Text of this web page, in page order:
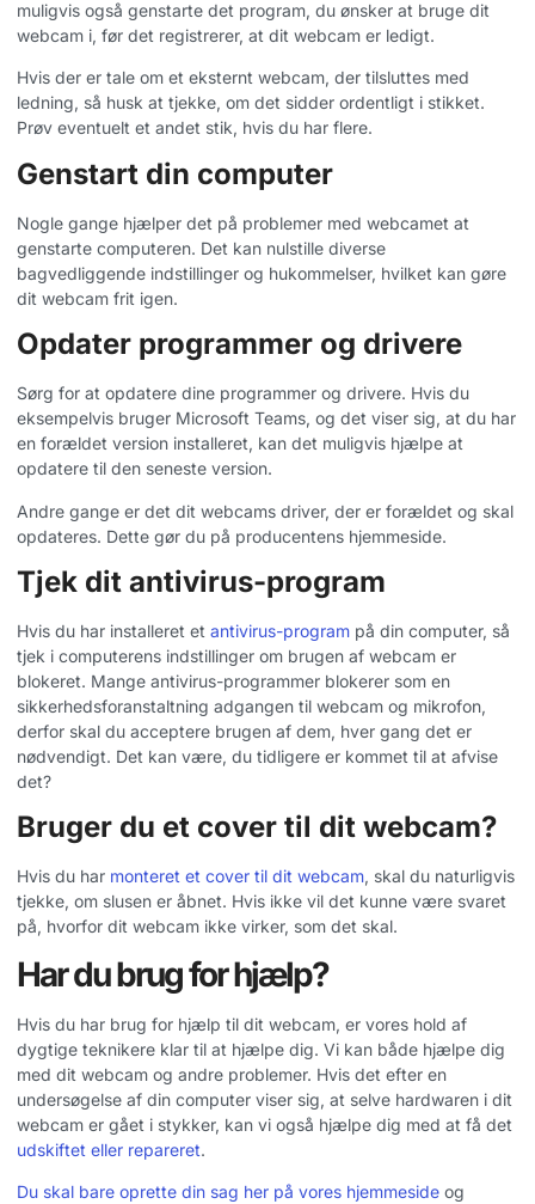
muligvis også genstarte det program, du ønsker at bruge dit
webcam i, før det registrerer, at dit webcam er ledigt.
Hvis der er tale om et eksternt webcam, der tilsluttes med
ledning, så husk at tjekke, om det sidder ordentligt i stikket.
Prøv eventuelt et andet stik, hvis du har flere.
Genstart din computer
Nogle gange hjælper det på problemer med webcamet at
genstarte computeren. Det kan nulstille diverse
bagvedliggende indstillinger og hukommelser, hvilket kan gøre
dit webcam frit igen.
Opdater programmer og drivere
Sørg for at opdatere dine programmer og drivere. Hvis du
eksempelvis bruger Microsoft Teams, og det viser sig, at du har
en forældet version installeret, kan det muligvis hjælpe at
opdatere til den seneste version.
Andre gange er det dit webcams driver, der er forældet og skal
opdateres. Dette gør du på producentens hjemmeside.
Tjek dit antivirus-program
Hvis du har installeret et antivirus-program på din computer, så
tjek i computerens indstillinger om brugen af webcam er
blokeret. Mange antivirus-programmer blokerer som en
sikkerhedsforanstaltning adgangen til webcam og mikrofon,
derfor skal du acceptere brugen af dem, hver gang det er
nødvendigt. Det kan være, du tidligere er kommet til at afvise
det?
Bruger du et cover til dit webcam?
Hvis du har monteret et cover til dit webcam, skal du naturligvis
tjekke, om slusen er åbnet. Hvis ikke vil det kunne være svaret
på, hvorfor dit webcam ikke virker, som det skal.
Har du brug for hjælp?
Hvis du har brug for hjælp til dit webcam, er vores hold af
dygtige teknikere klar til at hjælpe dig. Vi kan både hjælpe dig
med dit webcam og andre problemer. Hvis det efter en
undersøgelse af din computer viser sig, at selve hardwaren i dit
webcam er gået i stykker, kan vi også hjælpe dig med at få det
udskiftet eller repareret.
Du skal bare oprette din sag her på vores hjemmeside og